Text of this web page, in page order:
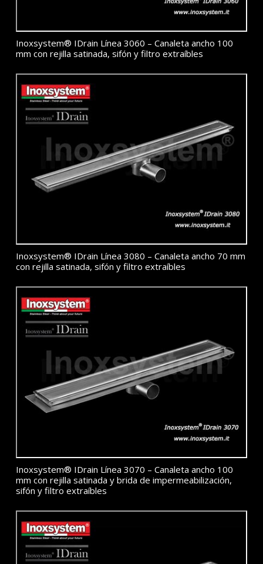
Inoxsystem® IDrain Línea 3060 – Canaleta ancho 100
mm con rejilla satinada, sifón y filtro extraíbles
Inoxsystem® IDrain Línea 3080 – Canaleta ancho 70 mm
con rejilla satinada, sifón y filtro extraíbles
Inoxsystem® IDrain Línea 3070 – Canaleta ancho 100
mm con rejilla satinada y brida de impermeabilización,
sifón y filtro extraíbles